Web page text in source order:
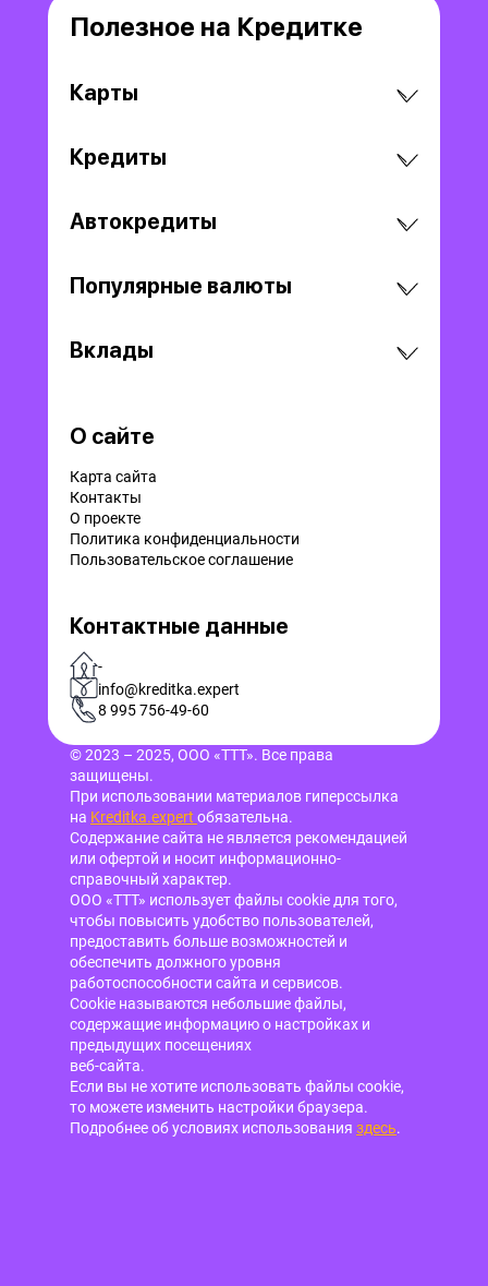
Полезное на Кредитке
Карты
Кредиты
Автокредиты
Популярные валюты
Вклады
О сайте
Карта сайта
Контакты
О проекте
Политика конфиденциальности
Пользовательское соглашение
Контактные данные
-
info@kreditka.expert
8 995 756-49-60
© 2023 – 2025, ООО «ТТТ». Все права
защищены.
При использовании материалов гиперссылка
на Kreditka.expert обязательна.
Содержание сайта не является рекомендацией
или офертой и носит информационно-
справочный характер.
ООО «ТТТ» использует файлы cookie для того,
чтобы повысить удобство пользователей,
предоставить больше возможностей и
обеспечить должного уровня
работоспособности сайта и сервисов.
Cookie называются небольшие файлы,
содержащие информацию о настройках и
предыдущих посещениях
веб-сайта.
Если вы не хотите использовать файлы cookie,
то можете изменить настройки браузера.
Подробнее об условиях использования здесь.